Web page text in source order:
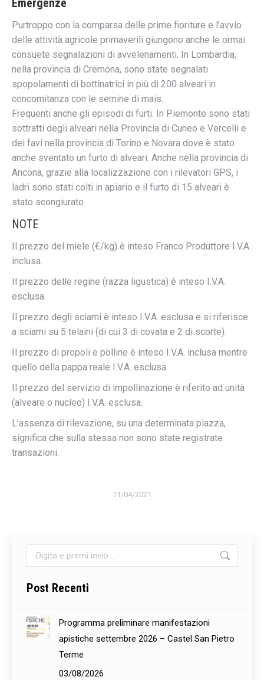
Emergenze
Purtroppo con la comparsa delle prime fioriture e l’avvio
delle attività agricole primaverili giungono anche le ormai
consuete segnalazioni di avvelenamenti. In Lombardia,
nella provincia di Cremona, sono state segnalati
spopolamenti di bottinatrici in più di 200 alveari in
concomitanza con le semine di mais.
Frequenti anche gli episodi di furti. In Piemonte sono stati
sottratti degli alveari nella Provincia di Cuneo e Vercelli e
dei favi nella provincia di Torino e Novara dove è stato
anche sventato un furto di alveari. Anche nella provincia di
Ancona, grazie alla localizzazione con i rilevatori GPS, i
ladri sono stati colti in apiario e il furto di 15 alveari è
stato scongiurato.
NOTE
Il prezzo del miele (€/kg) è inteso Franco Produttore I.V.A.
inclusa.
Il prezzo delle regine (razza ligustica) è inteso I.V.A.
esclusa.
Il prezzo degli sciami è inteso I.V.A. esclusa e si riferisce
a sciami su 5 telaini (di cui 3 di covata e 2 di scorte).
Il prezzo di propoli e polline è inteso I.V.A. inclusa mentre
quello della pappa reale I.V.A. esclusa.
Il prezzo del servizio di impollinazione è riferito ad unità
(alveare o nucleo) I.V.A. esclusa.
L’assenza di rilevazione, su una determinata piazza,
significa che sulla stessa non sono state registrate
transazioni.
11/04/2021
Cerca:
Post Recenti
Programma preliminare manifestazioni
apistiche settembre 2026 – Castel San Pietro
Terme
03/08/2026